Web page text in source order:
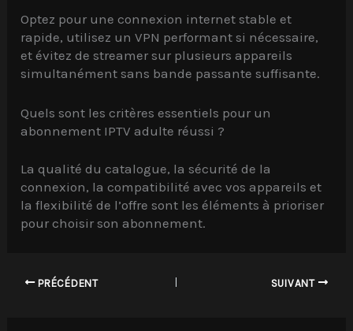
Optez pour une connexion internet stable et
rapide, utilisez un VPN performant si nécessaire,
et évitez de streamer sur plusieurs appareils
simultanément sans bande passante suffisante.
Quels sont les critères essentiels pour un
abonnement IPTV adulte réussi ?
La qualité du catalogue, la sécurité de la
connexion, la compatibilité avec vos appareils et
la flexibilité de l’offre sont les éléments à prioriser
pour choisir son abonnement.
PRÉCÉDENT SUIVANT